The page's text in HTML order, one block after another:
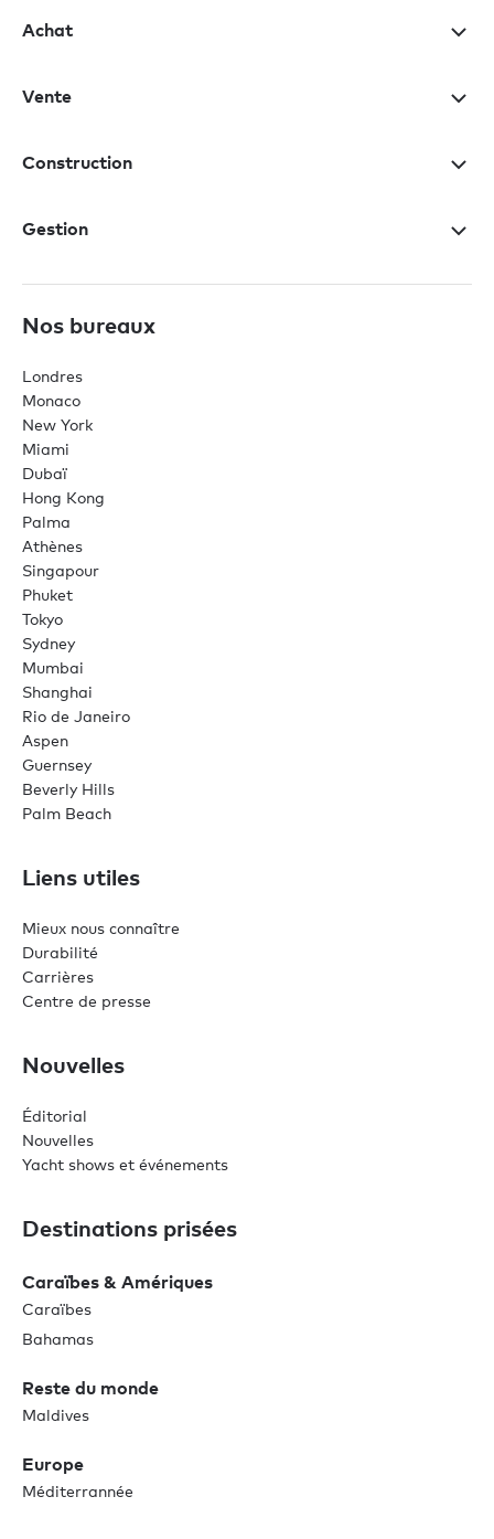
Achat
Vente
Construction
Gestion
Nos bureaux
Londres
Monaco
New York
Miami
Dubaï
Hong Kong
Palma
Athènes
Singapour
Phuket
Tokyo
Sydney
Mumbai
Shanghai
Rio de Janeiro
Aspen
Guernsey
Beverly Hills
Palm Beach
Liens utiles
Mieux nous connaître
Durabilité
Carrières
Centre de presse
Nouvelles
Éditorial
Nouvelles
Yacht shows et événements
Destinations prisées
Caraïbes & Amériques
Caraïbes
Bahamas
Reste du monde
Maldives
Europe
Méditerrannée